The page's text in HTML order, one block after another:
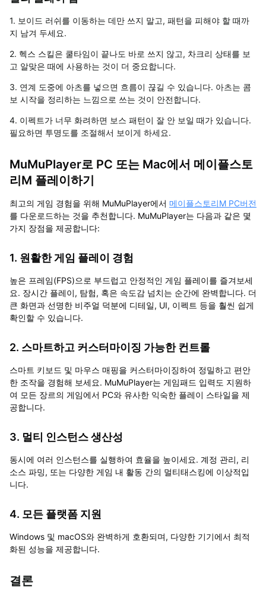
1. 보이드 러쉬를 이동하는 데만 쓰지 말고, 패턴을 피해야 할 때까
지 남겨 두세요.
2. 헥스 스킬은 쿨타임이 끝나도 바로 쓰지 않고, 차크리 상태를 보
고 알맞은 때에 사용하는 것이 더 중요합니다.
3. 연계 도중에 아츠를 넣으면 흐름이 끊길 수 있습니다. 아츠는 콤
보 시작을 정리하는 느낌으로 쓰는 것이 안전합니다.
4. 이펙트가 너무 화려하면 보스 패턴이 잘 안 보일 때가 있습니다.
필요하면 투명도를 조절해서 보이게 하세요.
MuMuPlayer로 PC 또는 Mac에서 메이플스토
리M 플레이하기
최고의 게임 경험을 위해 MuMuPlayer에서 메이플스토리M PC버전
를 다운로드하는 것을 추천합니다. MuMuPlayer는 다음과 같은 몇
가지 장점을 제공합니다:
1. 원활한 게임 플레이 경험
높은 프레임(FPS)으로 부드럽고 안정적인 게임 플레이를 즐겨보세
요. 장시간 플레이, 탐험, 혹은 속도감 넘치는 순간에 완벽합니다. 더
큰 화면과 선명한 비주얼 덕분에 디테일, UI, 이펙트 등을 훨씬 쉽게
확인할 수 있습니다.
2. 스마트하고 커스터마이징 가능한 컨트롤
스마트 키보드 및 마우스 매핑을 커스터마이징하여 정밀하고 편안
한 조작을 경험해 보세요. MuMuPlayer는 게임패드 입력도 지원하
여 모든 장르의 게임에서 PC와 유사한 익숙한 플레이 스타일을 제
공합니다.
3. 멀티 인스턴스 생산성
동시에 여러 인스턴스를 실행하여 효율을 높이세요. 계정 관리, 리
소스 파밍, 또는 다양한 게임 내 활동 간의 멀티태스킹에 이상적입
니다.
4. 모든 플랫폼 지원
Windows 및 macOS와 완벽하게 호환되며, 다양한 기기에서 최적
화된 성능을 제공합니다.
결론